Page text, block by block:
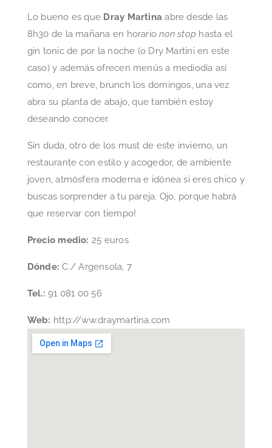
Lo bueno es que Dray Martina abre desde las
8h30 de la mañana en horarionon stop hasta el
gin tonic de por la noche (o Dry Martini en este
caso) y además ofrecen menús a mediodía así
como, en breve, brunch los domingos, una vez
abra su planta de abajo, que también estoy
deseando conocer.
Sin duda, otro de los must de este invierno, un
restaurante con estilo y acogedor, de ambiente
joven, atmósfera moderna e idónea si eres chico y
buscas sorprender a tu pareja. Ojo, porque habrá
que reservar con tiempo!
Precio medio: 25 euros
Dónde: C./ Argensola, 7
Tel.: 91 081 00 56
Web: http://ww.draymartina.com